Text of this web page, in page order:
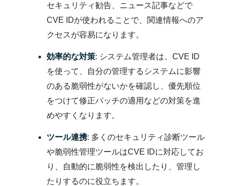
セキュリティ勧告、ニュース記事などで
CVE IDが使われることで、関連情報へのア
クセスが容易になります。
効率的な対策: システム管理者は、CVE ID
を使って、自分の管理するシステムに影響
のある脆弱性がないかを確認し、優先順位
をつけて修正パッチの適用などの対策を進
めやすくなります。
ツール連携: 多くのセキュリティ診断ツール
や脆弱性管理ツールはCVE IDに対応してお
り、自動的に脆弱性を検出したり、管理し
たりするのに役立ちます。